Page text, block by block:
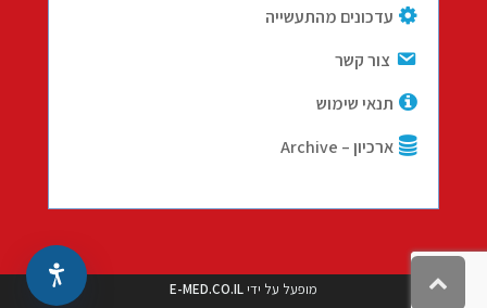
עדכונים מהתעשייה
צור קשר
תנאי שימוש
ארכיון – Archive
מופעל על ידיE-MED.CO.IL גלילה
לראש